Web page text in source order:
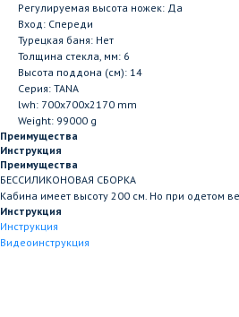
Регулируемая высота ножек: Да
Вход: Спереди
Турецкая баня: Нет
Толщина стекла, мм: 6
Высота поддона (см): 14
Серия: TANA
lwh: 700x700x2170 mm
Weight: 99000 g
Преимущества
Инструкция
Преимущества
БЕССИЛИКОНОВАЯ СБОРКА
Кабина имеет высоту 200 см. Но при одетом
Инструкция
Инструкция
Видеоинструкция